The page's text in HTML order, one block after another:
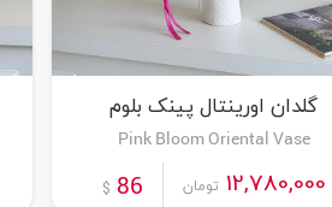
گلدان اورینتال پینک بلوم
Pink Bloom Oriental Vase
12,780,000 تومان 86
$